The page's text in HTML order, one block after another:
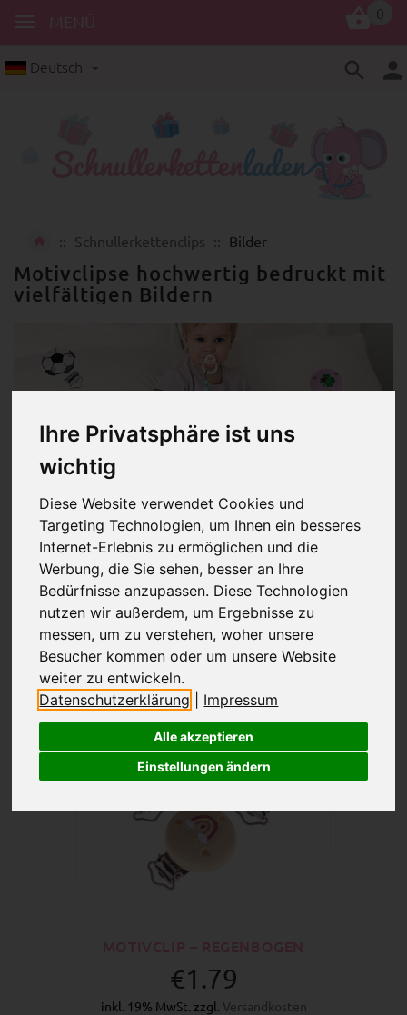
Ihre Privatsphäre ist uns
wichtig
Diese Website verwendet Cookies und
Targeting Technologien, um Ihnen ein besseres
Internet-Erlebnis zu ermöglichen und die
Werbung, die Sie sehen, besser an Ihre
Bedürfnisse anzupassen. Diese Technologien
nutzen wir außerdem, um Ergebnisse zu
messen, um zu verstehen, woher unsere
Besucher kommen oder um unsere Website
weiter zu entwickeln.
Datenschutzerklärung
Impressum
Alle akzeptieren
Einstellungen ändern
Deutsch
Schnullerkettenclips Bilder
Motivclipse hochwertig bedruckt mit
vielfältigen Bildern
Diese Motivclipse für Schnullerketten
schön – denn Sie sind mitverspielten, detailreichen
Bildmotivenbedruckt! Selbstverständlich sind die Farben
und Lacke dieserbedruckten Holzclips für Baby-
Accessoiresbabygerecht.
€1.79
inkl. 19% MwSt. zzgl. Versandkosten